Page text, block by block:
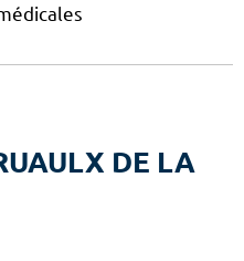
DE LA